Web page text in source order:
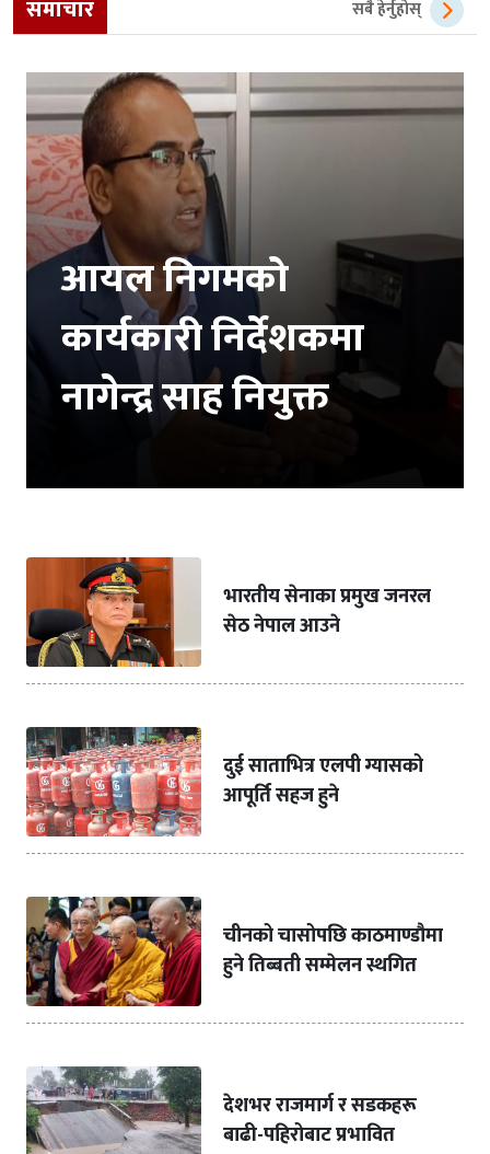
समाचार सबै हेर्नुहोस्
आयल निगमको
कार्यकारी निर्देशकमा
नागेन्द्र साह नियुक्त
भारतीय सेनाका प्रमुख जनरल
सेठ नेपाल आउने
दुई साताभित्र एलपी ग्यासको
आपूर्ति सहज हुने
चीनको चासोपछि काठमाण्डौमा
हुने तिब्बती सम्मेलन स्थगित
देशभर राजमार्ग र सडकहरू
बाढी-पहिरोबाट प्रभावित